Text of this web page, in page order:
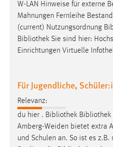
W-LAN Hinweise für externe
Mahnungen Fernleihe
(current) Nutzungsordnung
Bibliothek Sie sind hier:
Einrichtungen Virtuelle
Für Jugendliche,
Relevanz:
du hier . Bibliothek Bibliothek
Amberg-Weiden bietet extra
und Schulen an. So ist es